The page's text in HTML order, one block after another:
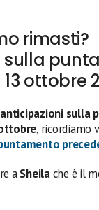
rimasti?
sulla
ottobre
anticipazioni sulla
, ricordiamo
aSheilache è il